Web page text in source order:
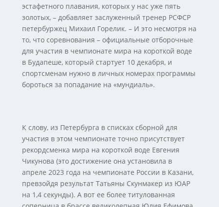
эстафетного плавания, которых у нас уже пять
золотых, – добавляет заслуженный тренер РСФСР
петербуржец Михаил Горелик. – И это несмотря на
то, что соревнования – официальные отборочные
для участия в чемпионате мира на короткой воде
в Будапеше, который стартует 10 декабря, и
спортсменам нужно в личных номерах программы
бороться за попадание на «мундиаль».
К слову, из Петербурга в списках сборной для
участия в этом чемпионате точно присутствует
рекордсменка мира на короткой воде Евгения
Чикунова (это достижение она установила в
апреле 2023 года на чемпионате России в Казани,
превзойдя результат Татьяны Скунмакер из ЮАР
на 1,4 секунды). А вот ее более титулованная